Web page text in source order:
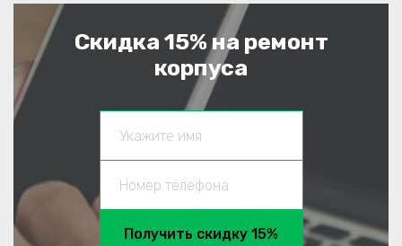
Скидка 15% на ремонт
корпуса
Получить скидку 15%